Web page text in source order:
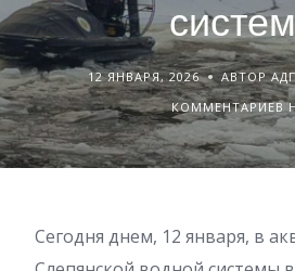
12 ЯНВАРЯ, 2026
АВТОР
КОММЕНТАРИЕВ
Сегодня днем, 12 января, в